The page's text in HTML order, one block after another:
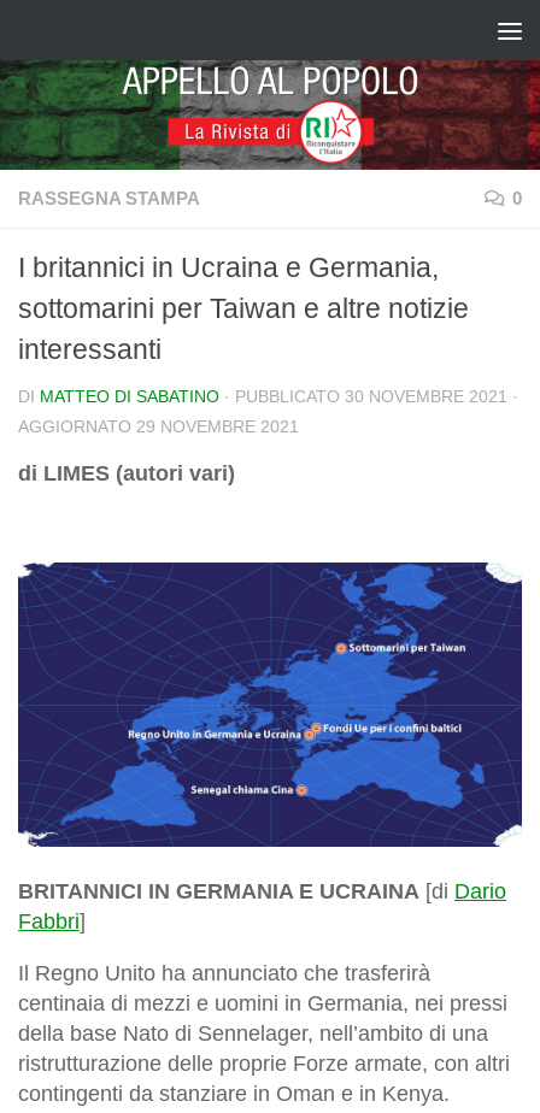
RASSEGNA STAMPA 0
I britannici in Ucraina e Germania,
sottomarini per Taiwan e altre notizie
interessanti
DI MATTEO DI SABATINO · PUBBLICATO 30 NOVEMBRE 2021 ·
AGGIORNATO 29 NOVEMBRE 2021
di LIMES (autori vari)
BRITANNICI IN GERMANIA E UCRAINA [di Dario
Fabbri]
Il Regno Unito ha annunciato che trasferirà
centinaia di mezzi e uomini in Germania, nei pressi
della base Nato di Sennelager, nell’ambito di una
ristrutturazione delle proprie Forze armate, con altri
contingenti da stanziare in Oman e in Kenya.